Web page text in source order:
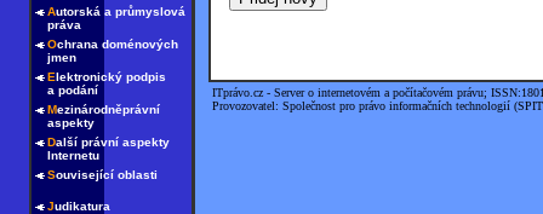
Autorská a průmyslová
práva
Ochrana doménových
jmen
Elektronický podpis
a podání
Mezinárodněprávní
aspekty
Další právní aspekty
Internetu
Související oblasti
Judikatura
ITprávo.cz - Server o internetovém a počítačovém právu;
Provozovatel: Společnost pro právo informačních technologií